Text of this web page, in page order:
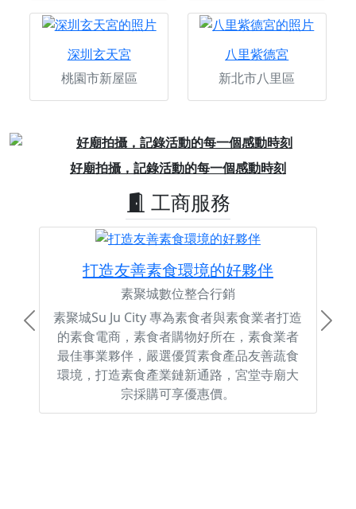
深圳玄天宮
桃園市新屋區
八里紫德宮
新北市八里區
好廟拍攝，記錄活動的每一個感動時刻
Previous
工商服務
打造友善素食環境的好夥伴
素聚城數位整合行銷
素聚城Su Ju City 專為素食者與素食業者打造
的素食電商，素食者購物好所在，素食業者
最佳事業夥伴，嚴選優質素食產品友善蔬食
環境，打造素食產業鏈新通路，宮堂寺廟大
宗採購可享優惠價。
Previous Next